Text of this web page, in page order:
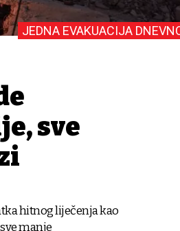
JEDNA EVAKUACIJA
sve
hitnog liječenja kao
manje